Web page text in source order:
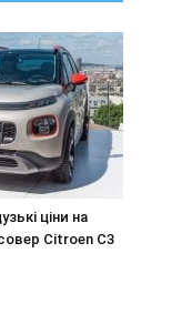
ціни на
Citroen C3